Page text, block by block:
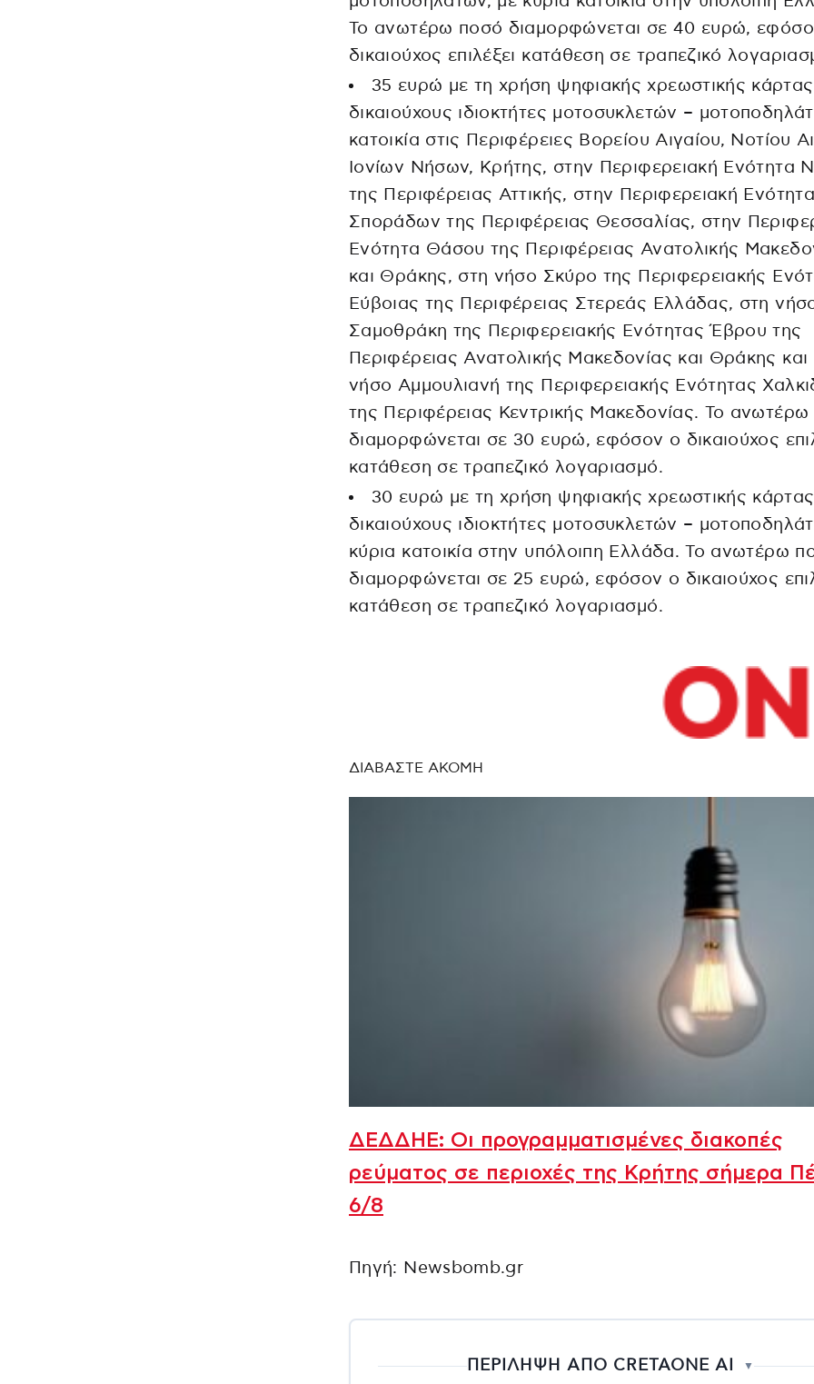
Το ανωτέρω ποσό διαμορφώνεται σε 40 ευρώ,
δικαιούχος επιλέξει κατάθεση σε τραπεζικό
35 ευρώ με τη χρήση ψηφιακής χρεωστικής κάρτας
δικαιούχους ιδιοκτήτες μοτοσυκλετών –
κατοικία στις Περιφέρειες Βορείου Αιγαίου, Νοτίου
Ιονίων Νήσων, Κρήτης, στην Περιφερειακή Ενότητα
της Περιφέρειας Αττικής, στην Περιφερειακή Ενότητα
Σποράδων της Περιφέρειας Θεσσαλίας, στην
Ενότητα Θάσου της Περιφέρειας Ανατολικής
και Θράκης, στη νήσο Σκύρο της Περιφερειακής
Εύβοιας της Περιφέρειας Στερεάς Ελλάδας, στη
Σαμοθράκη της Περιφερειακής Ενότητας Έβρου της
Περιφέρειας Ανατολικής Μακεδονίας και Θράκης και
νήσο Αμμουλιανή της Περιφερειακής Ενότητας
της Περιφέρειας Κεντρικής Μακεδονίας. Το
διαμορφώνεται σε 30 ευρώ, εφόσον ο δικαιούχος
κατάθεση σε τραπεζικό λογαριασμό.
30 ευρώ με τη χρήση ψηφιακής χρεωστικής κάρτας
δικαιούχους ιδιοκτήτες μοτοσυκλετών –
κύρια κατοικία στην υπόλοιπη Ελλάδα. Το ανωτέρω
διαμορφώνεται σε 25 ευρώ, εφόσον ο δικαιούχος
κατάθεση σε τραπεζικό λογαριασμό.
ΔΙΑΒΑΣΤΕ ΑΚΟΜΗ
ΔΕΔΔΗΕ: Oι προγραμματισμένες διακοπές
ρεύματος σε περιοχές της Κρήτης σήμερα
6/8
Πηγή: Newsbomb.gr
ΠΕΡΙΛΗΨΗ ΑΠΟ CRETAONE AI ▼